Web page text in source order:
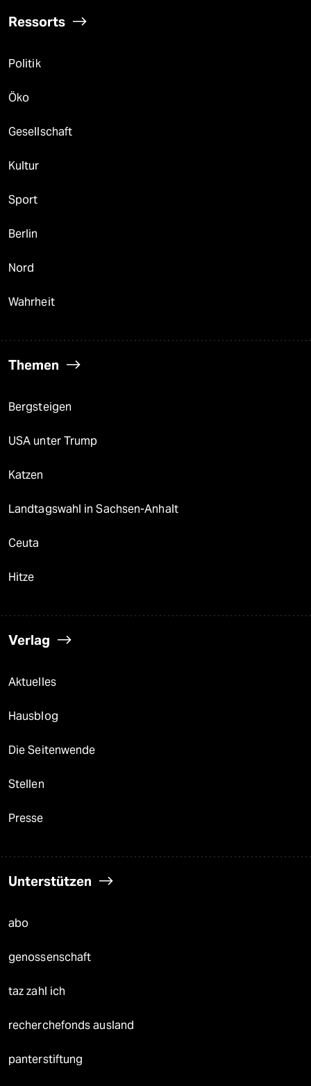
Ressorts
Politik
Öko
Gesellschaft
Kultur
Sport
Berlin
Nord
Wahrheit
Themen
Bergsteigen
USA unter Trump
Katzen
Landtagswahl in Sachsen-Anhalt
Ceuta
Hitze
Verlag
Aktuelles
Hausblog
Die Seitenwende
Stellen
Presse
Unterstützen
abo
genossenschaft
taz zahl ich
recherchefonds ausland
panterstiftung